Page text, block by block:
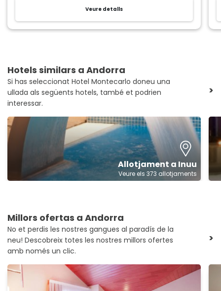
Veure detalls
Hotels similars a Andorra
Si has seleccionat Hotel Montecarlo doneu una
ullada als següents hotels, també et podrien
interessar.
>
Allotjament a Inuu
Veure els 373 allotjaments
Millors ofertas a Andorra
No et perdis les nostres gangues al paradís de la
neu! Descobreix totes les nostres millors ofertes
amb només un clic.
>